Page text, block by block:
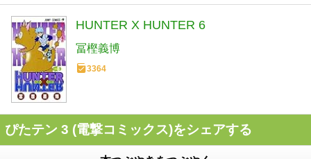
HUNTER X HUNTER 6
冨樫義博
3364
ぴたテン 3 (電撃コミックス)をシェアする